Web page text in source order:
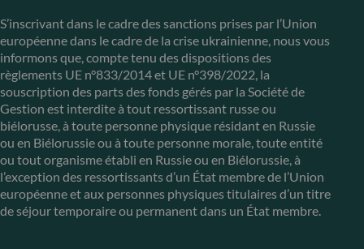
S’inscrivant dans le cadre des sanctions prises par l’Union
européenne dans le cadre de la crise ukrainienne, nous vous
informons que, compte tenu des dispositions des
règlements UE n°833/2014 et UE n°398/2022, la
souscription des parts des fonds gérés par la Société de
Gestion est interdite à tout ressortissant russe ou
biélorusse, à toute personne physique résidant en Russie
ou en Biélorussie ou à toute personne morale, toute entité
ou tout organisme établi en Russie ou en Biélorussie, à
l’exception des ressortissants d’un État membre de l’Union
européenne et aux personnes physiques titulaires d’un titre
de séjour temporaire ou permanent dans un État membre.